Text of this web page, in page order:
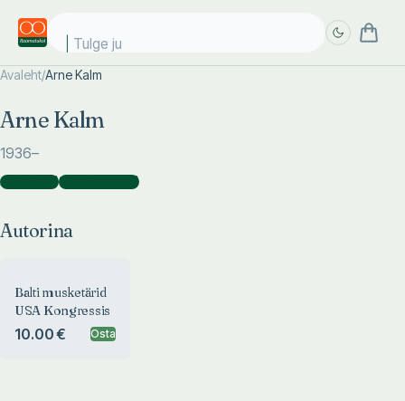
Tulge jub
Avaleht/Arne Kalm
Arne Kalm
1936–
Autorina )Toimetajana )
Autorina
Balti musketärid
USA Kongressis
10.00 € Osta